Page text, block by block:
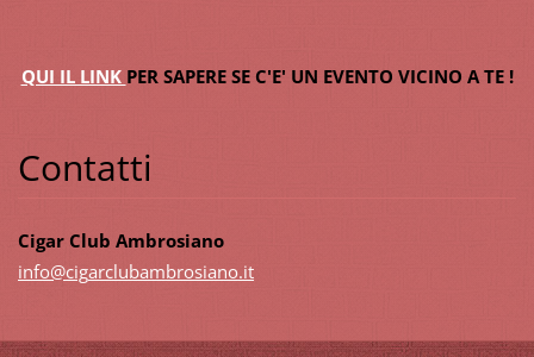
QUI IL LINK PER SAPERE SE C'E' UN EVENTO VICINO A TE !
Contatti
Cigar Club Ambrosiano
info@cigarclubambrosiano.it